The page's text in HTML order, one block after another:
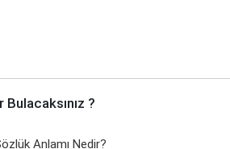
Bulacaksınız ?
Anlamı Nedir?